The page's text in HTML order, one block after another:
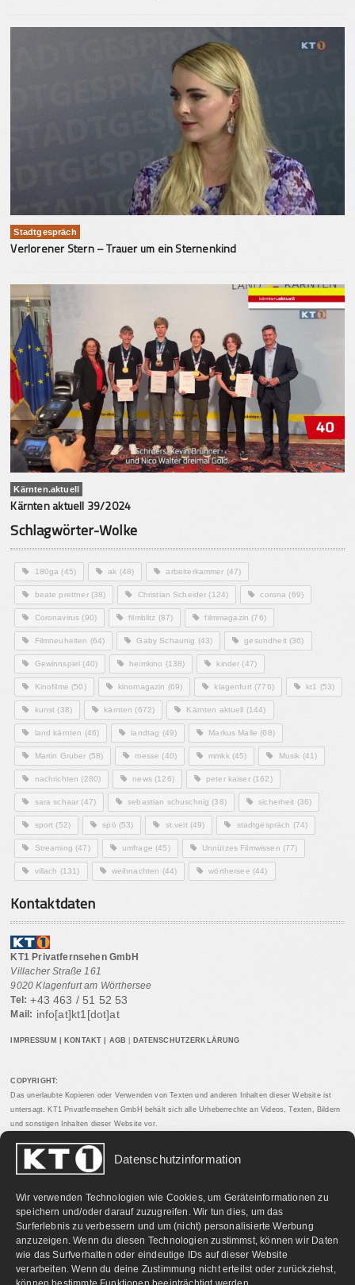
Datenschutzinformation
Wir verwenden Technologien wie Cookies, um Geräteinformationen zu
speichern und/oder darauf zuzugreifen. Wir tun dies, um das
Surferlebnis zu verbessern und um (nicht) personalisierte Werbung
anzuzeigen. Wenn du diesen Technologien zustimmst, können wir Daten
wie das Surfverhalten oder eindeutige IDs auf dieser Website
verarbeiten. Wenn du deine Zustimmung nicht erteilst oder zurückziehst,
Stadtgespräch
Verlorener Stern – Trauer um ein Sternenkind
Kärnten.aktuell
Kärnten aktuell 39/2024
Schlagwörter-Wolke
180ga (45) ak (48) arbeiterkammer (47)
beate prettner(38) Christian Scheider (124) corona (69)
Coronavirus (90) filmblitz (87) filmmagazin (76)
Filmneuheiten (64) Gaby Schaunig (43) gesundheit(36)
Gewinnspiel (40) heimkino (138) kinder (47)
Kinofilme (50) kinomagazin (69) klagenfurt(776) kt1 (53)
kunst (38) kärnten (672) Kärnten aktuell (144)
land kärnten (46) landtag (49) Markus Malle (68)
Martin Gruber (58) messe (40) mmkk(45) Musik (41)
nachrichten (280) news(126) peter kaiser(162)
sara schaar (47) sebastian schuschnig (38) sicherheit (36)
sport (52) spö (53) st.veit(49) stadtgespräch (74)
Streaming (47) umfrage (45) Unnützes Filmwissen (77)
villach (131) weihnachten (44) wörthersee (44)
Kontaktdaten
KT1 Privatfernsehen GmbH
Villacher Straße 161
9020 Klagenfurt am Wörthersee
Tel: +43 463 / 51 52 53
Mail: info[at]kt1[dot]at
IMPRESSUM KONTAKT AGB DATENSCHUTZERKLÄRUNG
COPYRIGHT:
Das unerlaubte Kopieren oder Verwenden von Texten und anderen Inhalten dieser Website ist
untersagt. KT1 Privatfernsehen GmbH behält sich alle Urheberrechte an Videos, Texten, Bildern
und sonstigen Inhalten dieser Website vor.
PARTNERLINKS: